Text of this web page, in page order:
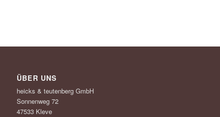
ÜBER UNS
heicks & teutenberg GmbH
Sonnenweg 72
47533 Kleve